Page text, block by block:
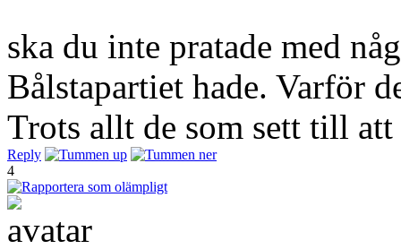
ska du inte pratade med
Bålstapartiet hade. Varför
Trots allt de som sett till
Reply
4